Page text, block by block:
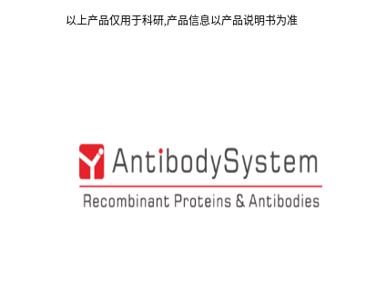
以上产品仅用于科研,产品信息以产品说明书为准